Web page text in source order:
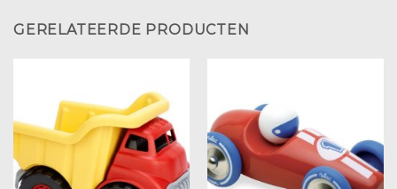
GERELATEERDE PRODUCTEN